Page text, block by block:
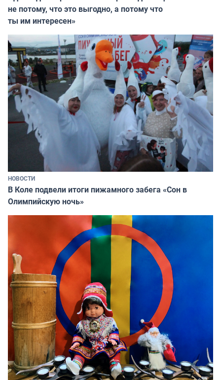
не потому, что это выгодно, а потому что
ты им интересен»
НОВОСТИ
В Коле подвели итоги пижамного забега «Сон в
Олимпийскую ночь»